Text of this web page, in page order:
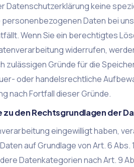
Datenschutzerklärung keine
Daten bei
Wenn Sie ein berechtigtes
widerrufen,
zulässigen Gründe für die
oder handelsrechtliche
nach Fortfall dieser Gründe.
zu den Rechtsgrundlagen der
eingewilligt haben,
auf Grundlage von Art. 6 Abs.
Datenkategorien nach Art. 9